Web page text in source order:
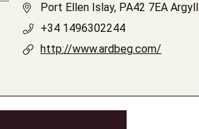
Port Ellen Islay, PA42 7EA Argyll
+34 1496302244
http://www.ardbeg.com/